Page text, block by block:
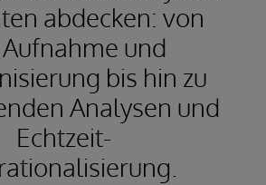
abdecken: von
und
bis hin zu
Analysen und
Echtzeit-